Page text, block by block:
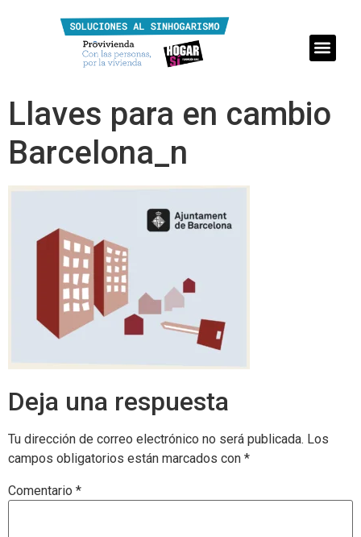
Llaves para en cambio
Barcelona_n
Deja una respuesta
Tu dirección de correo electrónico no será publicada. Los
campos obligatorios están marcados con *
Comentario *